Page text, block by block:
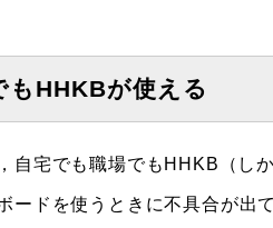
もHHKBが使える
自宅でも職場でもHHKB（し
ードを使うときに不具合が出